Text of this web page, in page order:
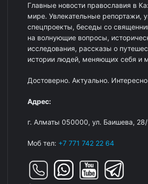
Главные новости православия в
мире. Увлекательные репортажи,
спецпроекты, беседы со
на волнующие вопросы,
исследования, рассказы о
истории людей, меняющих себя и
Достоверно. Актуально. Интересно
Адрес:
г. Алматы 050000, ул. Баишева,
Моб тел: +7 771 742 22 64